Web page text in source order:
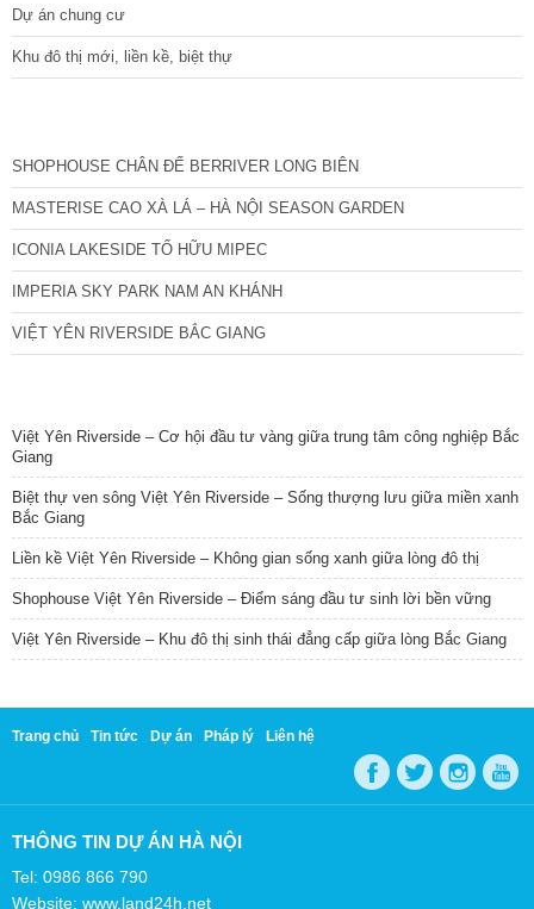
Dự án chung cư
Khu đô thị mới, liền kề, biệt thự
SHOPHOUSE CHÂN ĐẾ BERRIVER LONG BIÊN
MASTERISE CAO XÀ LÁ – HÀ NỘI SEASON GARDEN
ICONIA LAKESIDE TỐ HỮU MIPEC
IMPERIA SKY PARK NAM AN KHÁNH
VIỆT YÊN RIVERSIDE BẮC GIANG
Việt Yên Riverside – Cơ hội đầu tư vàng giữa trung tâm công nghiệp Bắc
Giang
Biệt thự ven sông Việt Yên Riverside – Sống thượng lưu giữa miền xanh
Bắc Giang
Liền kề Việt Yên Riverside – Không gian sống xanh giữa lòng đô thị
Shophouse Việt Yên Riverside – Điểm sáng đầu tư sinh lời bền vững
Việt Yên Riverside – Khu đô thị sinh thái đẳng cấp giữa lòng Bắc Giang
Trang chủ Tin tức Dự án Pháp lý Liên hệ
THÔNG TIN DỰ ÁN HÀ NỘI
Tel: 0986 866 790
Website: www.land24h.net